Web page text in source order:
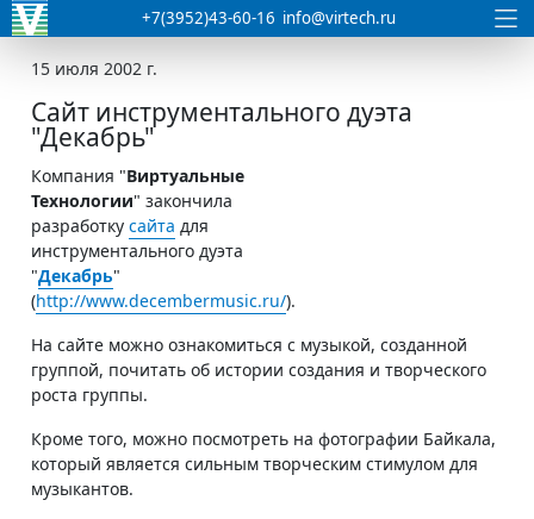
+7(3952)43-60-16 info@virtech.ru
15 июля 2002 г.
Сайт инструментального дуэта
"Декабрь"
Компания "Виртуальные
Технологии" закончила
разработку сайта для
инструментального дуэта
"Декабрь"
(http://www.decembermusic.ru/).
На сайте можно ознакомиться с музыкой, созданной
группой, почитать об истории создания и творческого
роста группы.
Кроме того, можно посмотреть на фотографии Байкала,
который является сильным творческим стимулом для
музыкантов.